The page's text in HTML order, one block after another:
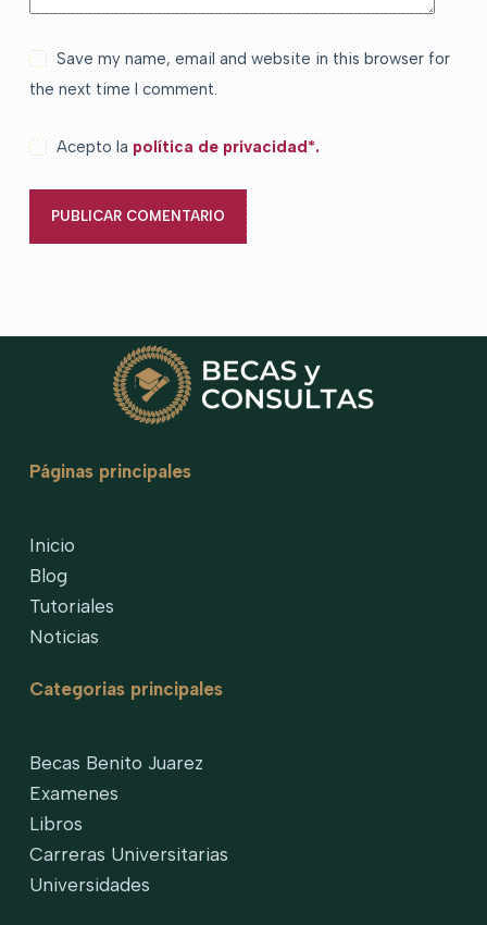
Save my name, email and website in this browser for
the next time I comment.
Acepto lapolítica de privacidad*.
PUBLICAR COMENTARIO
Páginas principales
Inicio
Blog
Tutoriales
Noticias
Categorias principales
Becas Benito Juarez
Examenes
Libros
Carreras Universitarias
Universidades